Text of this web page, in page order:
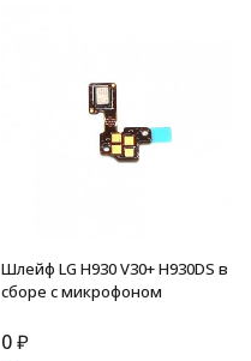
Шлейф LG H930 V30+ H930DS в
сборе с микрофоном
0₽